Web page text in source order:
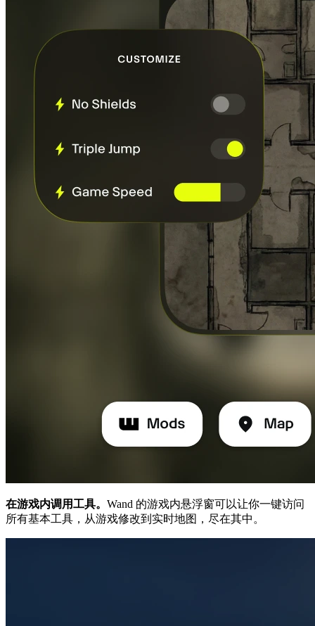
在游戏内调用工具。 Wand 的游戏内悬浮窗可以让你一键访问
所有基本工具，从游戏修改到实时地图，尽在其中。